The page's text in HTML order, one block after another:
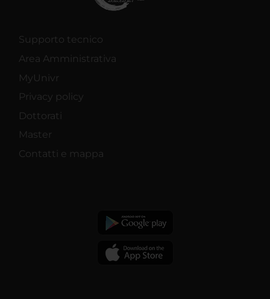
Supporto tecnico
Area Amministrativa
MyUnivr
Privacy policy
Dottorati
Master
Contatti e mappa